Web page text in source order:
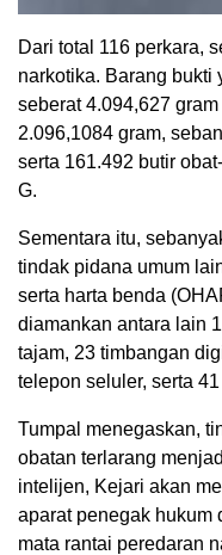
Dari total 116 perkara,
narkotika. Barang bukti
seberat 4.094,627
2.096,1084 gram,
serta 161.492 butir
G.
Sementara itu,
tindak pidana umum
serta harta benda
diamankan antara lain
tajam, 23 timbangan
telepon seluler, serta
Tumpal menegaskan,
obatan terlarang
intelijen, Kejari akan
aparat penegak hukum
mata rantai peredaran